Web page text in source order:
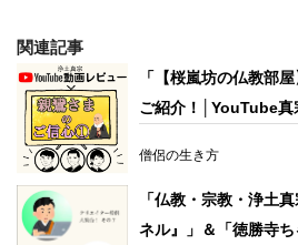
関連記事
「【桜嵐坊の仏教部
ご紹介！│YouTube
僧侶の生き方
「仏教・宗教・浄土
ネル』」＆「徳勝寺